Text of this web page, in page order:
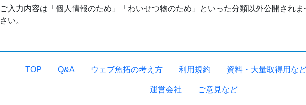
ご入力内容は「個人情報のため」「わいせつ物のため」といった分類以外公開され
さい。
TOP Q&A ウェブ魚拓の考え方 利用規約 資料・大量取得用な
運営会社 ご意見など